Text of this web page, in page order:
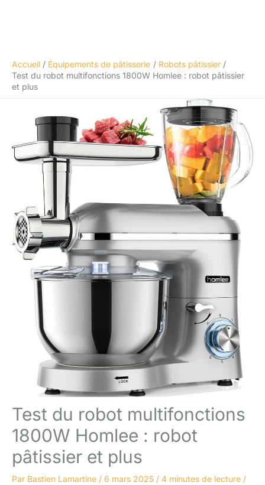
Accueil Équipements de pâtisserie
Robots pâtissier
Test du robot multifonctions 1800W Homlee : robot pâtissier
et plus
Test du robot multifonctions
1800W Homlee : robot
pâtissier et plus
Par Bastien Lamartine / 6 mars 2025 / 4 minutes de lecture /